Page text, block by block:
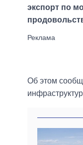
экспорт по
Об этом